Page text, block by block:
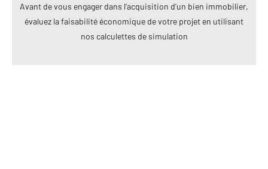
Avant de vous engager dans l’acquisition d’un bien immobilier,
évaluez la faisabilité économique de votre projet en utilisant
nos calculettes de simulation